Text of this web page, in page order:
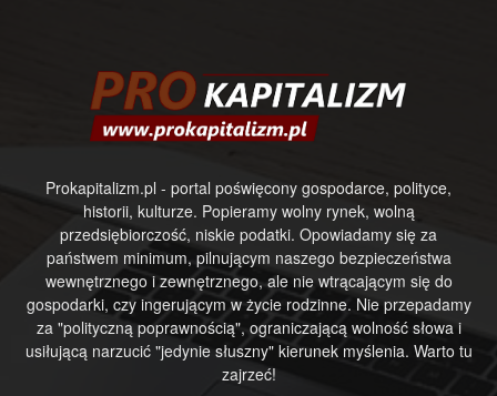
Prokapitalizm.pl - portal poświęcony gospodarce, polityce,
historii, kulturze. Popieramy wolny rynek, wolną
przedsiębiorczość, niskie podatki. Opowiadamy się za
państwem minimum, pilnującym naszego bezpieczeństwa
wewnętrznego i zewnętrznego, ale nie wtrącającym się do
gospodarki, czy ingerującym w życie rodzinne. Nie przepadamy
za "polityczną poprawnością", ograniczającą wolność słowa i
usiłującą narzucić "jedynie słuszny" kierunek myślenia. Warto tu
zajrzeć!